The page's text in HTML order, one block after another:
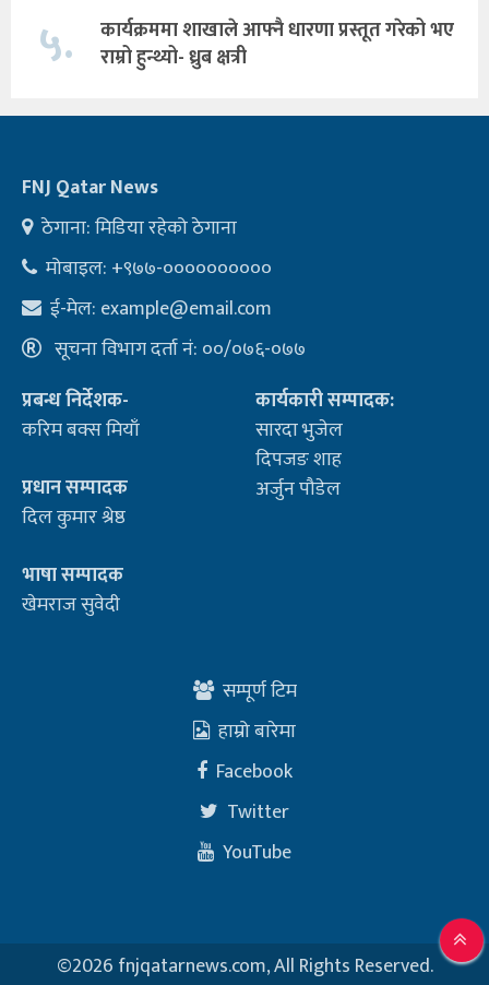
५.
कार्यक्रममा शाखाले आफ्नै धारणा प्रस्तूत गरेको भए
राम्रो हुन्थ्यो- ध्रुब क्षत्री
FNJ Qatar News
ठेगाना: मिडिया रहेको ठेगाना
मोबाइल: +९७७-००००००००००
ई-मेल: example@email.com
सूचना विभाग दर्ता नं: ००/०७६-०७७
प्रबन्ध निर्देशक-
करिम बक्स मियाँ
प्रधान सम्पादक
दिल कुमार श्रेष्ठ
भाषा सम्पादक
खेमराज सुवेदी
कार्यकारी सम्पादक:
सारदा भुजेल
दिपजङ शाह
अर्जुन पौडेल
सम्पूर्ण टिम
हाम्रो बारेमा
Facebook
Twitter
YouTube
©2026 fnjqatarnews.com, All Rights Reserved.